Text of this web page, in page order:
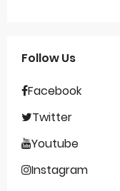
Follow Us
Facebook
Twitter
Youtube
Instagram